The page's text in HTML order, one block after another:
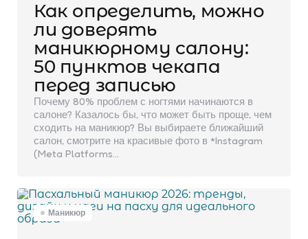
Как определить, можно
ли доверять
маникюрному салону:
50 пунктов чекапа
перед записью
Почему 80% проблем с ногтями начинаются в
салоне? Казалось бы, что может быть проще, чем
сходить на маникюр? Вы выбираете ближайший
салон, смотрите на красивые фото в *Instagram
(Meta Platforms…
Маникюр